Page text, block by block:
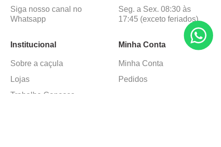
Siga nosso canal no
Whatsapp
Seg. a Sex. 08:30 às
17:45 (exceto feriados)
Institucional
Sobre a caçula
Lojas
Trabalhe Conosco
Minha Conta
Minha Conta
Pedidos